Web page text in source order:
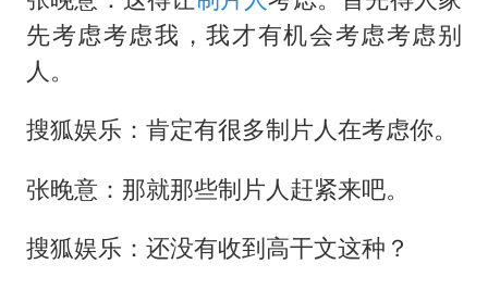
先考虑考虑我，我才有机会考虑考虑别
人。
搜狐娱乐：肯定有很多制片人在考虑你。
张晚意：那就那些制片人赶紧来吧。
搜狐娱乐：还没有收到高干文这种？